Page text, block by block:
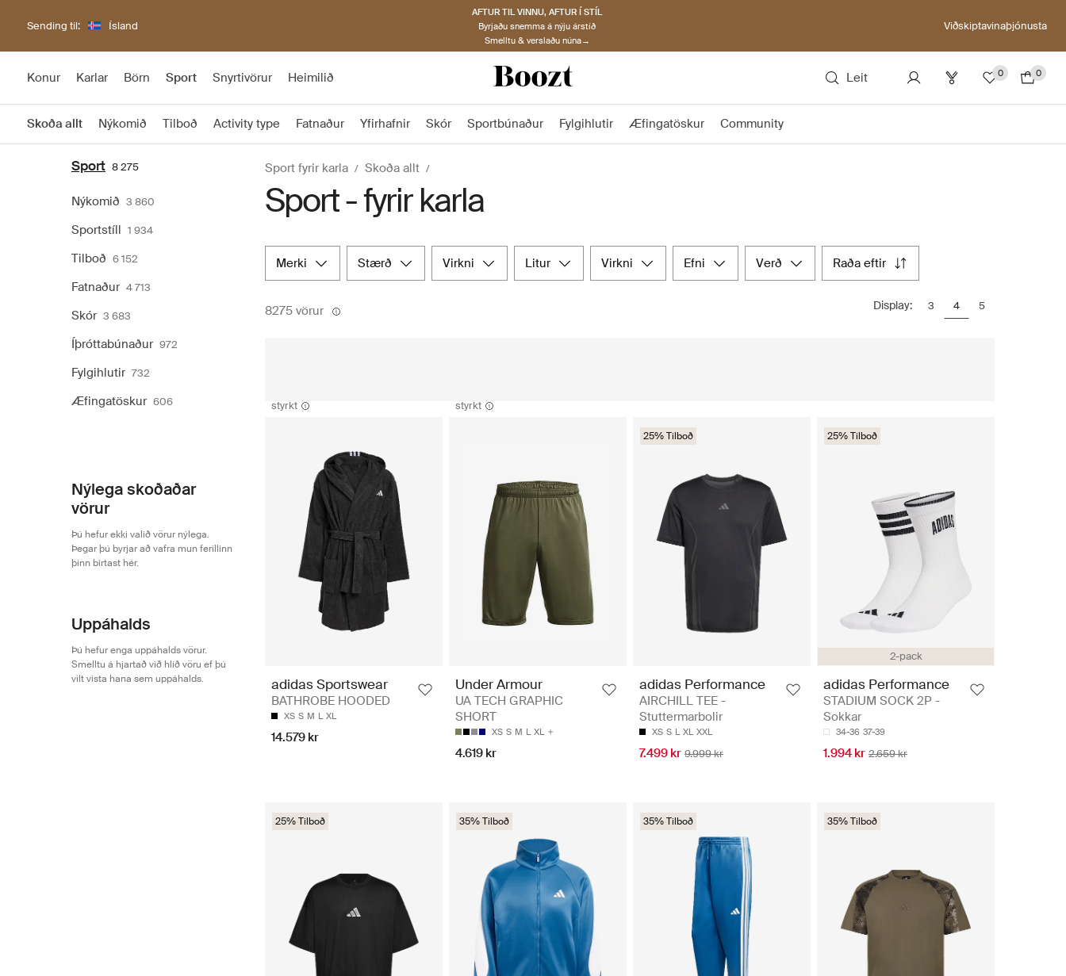
Sending til: Ísland
AFTUR TIL VINNU, AFTUR Í STÍL
Byrjaðu snemma á nýju árstíð
Smelltu & verslaðu núna→
Viðskiptavinaþjónusta
Konur Karlar Börn Sport Snyrtivörur Heimilið Leit 0 0
Skoða allt Nýkomið Tilboð Activity type Fatnaður Yfirhafnir Skór Sportbúnaður Fylgihlutir Æfingatöskur Community
Sport 8 275
Nýkomið 3 860
Sportstíll 1 934
Tilboð 6 152
Fatnaður 4 713
Skór 3 683
Íþróttabúnaður 972
Fylgihlutir 732
Æfingatöskur 606
Nýlega skoðaðar
vörur
Þú hefur ekki valið vörur nýlega.
Þegar þú byrjar að vafra mun ferillinn
þinn birtast hér.
Uppáhalds
Þú hefur enga uppáhalds vörur.
Smelltu á hjartað við hlið vöru ef þú
vilt vista hana sem uppáhalds.
Sport fyrir karla Skoða allt
Sport - fyrir karla
merki stærð virkni litur virkni efni verð raða eftir
8275 vörur Display: 3 4 5
styrkt
adidas Sportswear
BATHROBE HOODED
XS S M L XL
14.579 kr
styrkt
Under Armour
UA TECH GRAPHIC
SHORT
XS S M L XL
4.619 kr
25% Tilboð
adidas Performance
AIRCHILL TEE -
Stuttermarbolir
XS S L XL XXL
7.499 kr 9.999 kr
2-pack
25% Tilboð
adidas Performance
STADIUM SOCK 2P -
Sokkar
34-36 37-39
1.994 kr 2.659 kr
25% Tilboð 35% Tilboð 35% Tilboð 35% Tilboð